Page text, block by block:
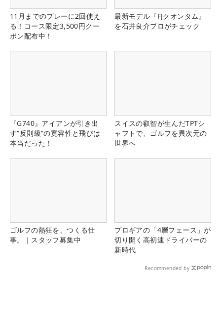
11月までのプレーに2回使え
る！コース限定3,500円クー
ポン配布中！
最新モデル『FJクオンタム』
を石井良介プロがチェック
『G740』アイアンが引き出
す“反則級”の寛容性と飛びは
本当だった！
スイスの叡智が生んだTPTシ
ャフトで、ゴルフを異次元の
世界へ
ゴルフの熱狂を、つくる仕
事。｜スタッフ募集中
プロギアの「4層フェース」が
切り開く高初速ドライバーの
新時代
Recommended by